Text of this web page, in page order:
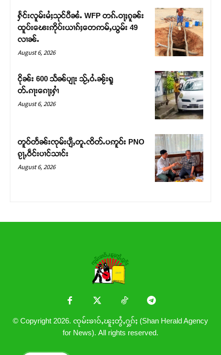
တႃႇႁႂ်ႈသဵင်ၵၢင်ၸႂ်ၵူၼ်းမိူင်း ၵူႈတီႈၵူႈလႅၼ်ပေႃးတေၸွ
တ်ႇ တူဝ်ႈလုမ်ႈၾႃႉၼၼ်ႉ ၶဝ်ႈႁူမ်ႈၵမ်ႉထႅမ် ၸုမ်းၶၢ
ဝ်ႇၽူႈတွႆႇႁွၵ်ႈ လႆႈယူႇၶႃႈဢေႃႈ။
ႁႅင်းလူမ်းမႆႈသုင်ပီၼႆႉ WFP တၵ်ႉဝႃႈၵူၼ်း
ထူပ်းၽေးဢိုပ်းယၢၵ်ႈတေဢမ်ႇယွမ်း 49
လၢၼ်ႉ
August 6, 2026
ငိုၼ်း 600 သႅၼ်ပျႃး သႂ်ႇဝႆႉၼႂ်းရူ
တ်ႉၵႃးၵေႃႈႁၢႆ
August 6, 2026
တူဝ်တႅၼ်းၸုမ်းပျီႇတူႉၸိတ်ႉပဢူဝ်း PNO
ၵႂႃႇဝဵင်းပၢင်သၢင်း
August 6, 2026
© Copyright 2026. ၸုမ်းၶၢဝ်ႇၽူႈတွႆႇႁွၵ်ႈ (Shan Herald Agency
for News). All rights reserved.